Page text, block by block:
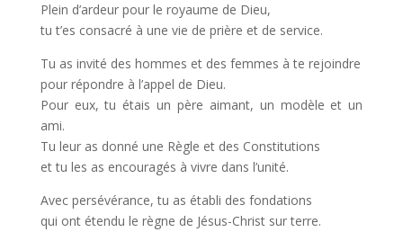
Plein d’ardeur pour le royaume de Dieu,
tu t’es consacré à une vie de prière et de service.
Tu as invité des hommes et des femmes à te rejoindre
pour répondre à l’appel de Dieu.
Pour eux, tu étais un père aimant, un modèle et un
ami.
Tu leur as donné une Règle et des Constitutions
et tu les as encouragés à vivre dans l’unité.
Avec persévérance, tu as établi des fondations
qui ont étendu le règne de Jésus-Christ sur terre.